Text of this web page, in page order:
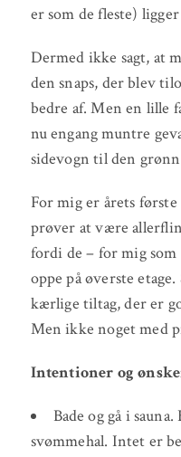
er som de fleste)
Dermed ikke sagt, at
den snaps, der blev
bedre af. Men en lille
nu engang muntre
sidevogn til den
For mig er årets
prøver at være
fordi de – for mig
oppe på øverste etage.
kærlige tiltag, der er
Men ikke noget med
Intentioner og
Bade og gå i
svømmehal. Intet er